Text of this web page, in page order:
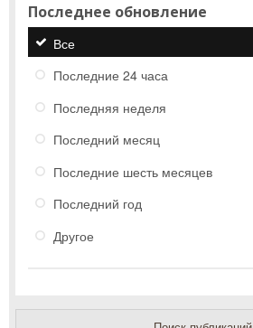
Последнее обновление
Все
Последние 24 часа
Последняя неделя
Последний месяц
Последние шесть месяцев
Последний год
Другое